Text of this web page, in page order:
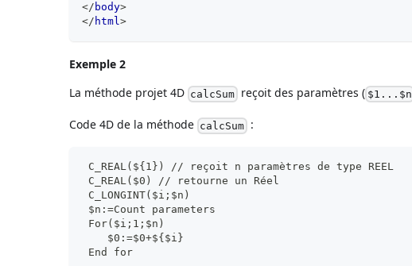
</ body>
</ html>
Exemple 2
La méthode projet 4D calcSum reçoit des paramètres ( $1...$n
Code 4D de la méthode calcSum :
C_REAL(${1}) // reçoit n paramètres de type REEL
C_REAL($0) // retourne un Réel
C_LONGINT($i;$n)
$n:=Count parameters
For($i;1;$n)
    $0:=$0+${$i}
End for